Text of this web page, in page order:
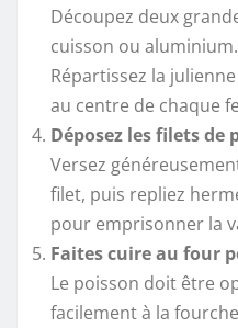
Découpez deux
cuisson ou aluminium.
Répartissez la
au centre de chaque
Déposez les filets de
Versez
filet, puis repliez
pour emprisonner la
Faites cuire au four
Le poisson doit être
facilement à la